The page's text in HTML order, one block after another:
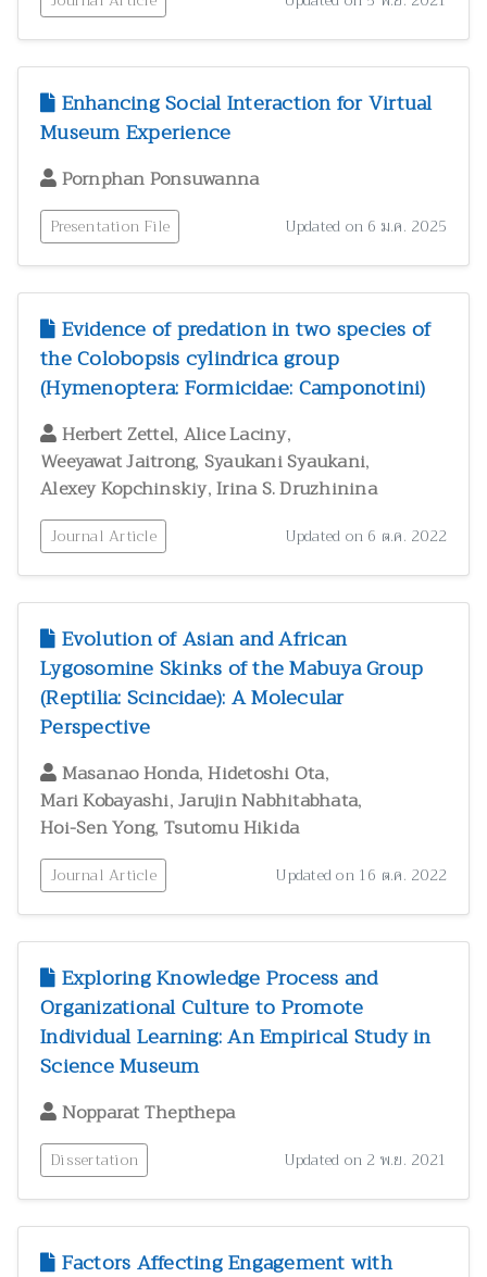
Enhancing Social Interaction for Virtual
Museum Experience
Pornphan Ponsuwanna
Presentation File Updated on 6 ม.ค. 2025
Evidence of predation in two species of
the Colobopsis cylindrica group
(Hymenoptera: Formicidae: Camponotini)
Herbert Zettel, Alice Laciny,
Weeyawat Jaitrong, Syaukani Syaukani,
Alexey Kopchinskiy,Irina S. Druzhinina
Journal Article Updated on 6 ต.ค. 2022
Evolution of Asian and African
Lygosomine Skinks of the Mabuya Group
(Reptilia: Scincidae): A Molecular
Perspective
Masanao Honda,Hidetoshi Ota,
Mari Kobayashi,Jarujin Nabhitabhata,
Hoi-Sen Yong, Tsutomu Hikida
Journal Article Updated on 16 ต.ค. 2022
Exploring Knowledge Process and
Organizational Culture to Promote
Individual Learning: An Empirical Study in
Science Museum
Nopparat Thepthepa
Dissertation Updated on 2 พ.ย. 2021
Factors Affecting Engagement with